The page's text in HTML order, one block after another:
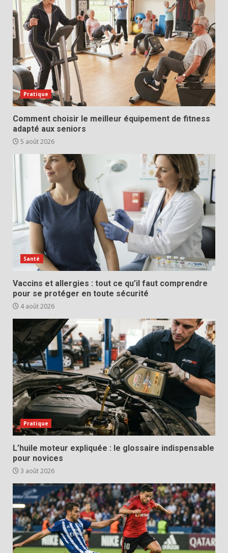
Pratique
Comment choisir le meilleur équipement de fitness
adapté aux seniors
5 août 2026
Santé
Vaccins et allergies : tout ce qu’il faut comprendre
pour se protéger en toute sécurité
4 août 2026
Pratique
L’huile moteur expliquée : le glossaire indispensable
pour novices
3 août 2026